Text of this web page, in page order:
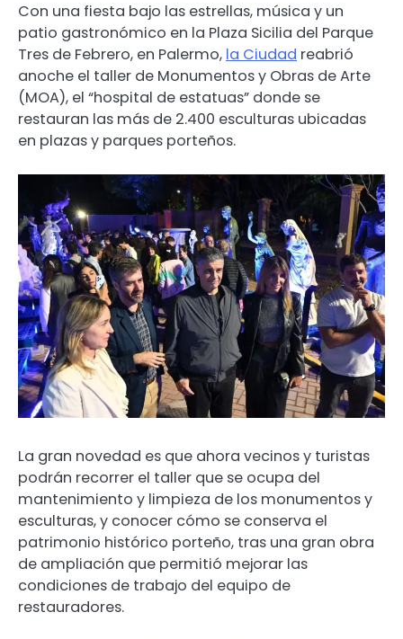
Con una fiesta bajo las estrellas, música y un
patio gastronómico en la Plaza Sicilia del Parque
Tres de Febrero, en Palermo, la Ciudad reabrió
anoche el taller de Monumentos y Obras de Arte
(MOA), el “hospital de estatuas” donde se
restauran las más de 2.400 esculturas ubicadas
en plazas y parques porteños.
La gran novedad es que ahora vecinos y turistas
podrán recorrer el taller que se ocupa del
mantenimiento y limpieza de los monumentos y
esculturas, y conocer cómo se conserva el
patrimonio histórico porteño, tras una gran obra
de ampliación que permitió mejorar las
condiciones de trabajo del equipo de
restauradores.